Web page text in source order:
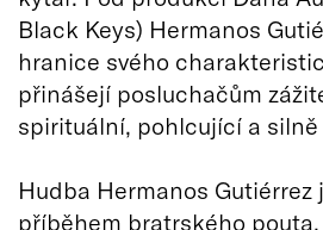
Black Keys) Hermanos
hranice svého
přinášejí posluchačům
spirituální, pohlcující a silně
Hudba Hermanos Gutiérrez
příběhem bratrského